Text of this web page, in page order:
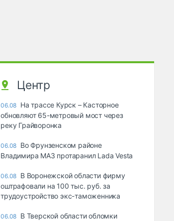
Центр
06.08 На трассе Курск – Касторное
обновляют 65-метровый мост через
реку Грайворонка
06.08 Во Фрунзенском районе
Владимира МАЗ протаранил Lada Vesta
06.08 В Воронежской области фирму
оштрафовали на 100 тыс. руб. за
трудоустройство экс-таможенника
06.08 В Тверской области обломки